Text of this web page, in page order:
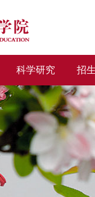
科学研究 招